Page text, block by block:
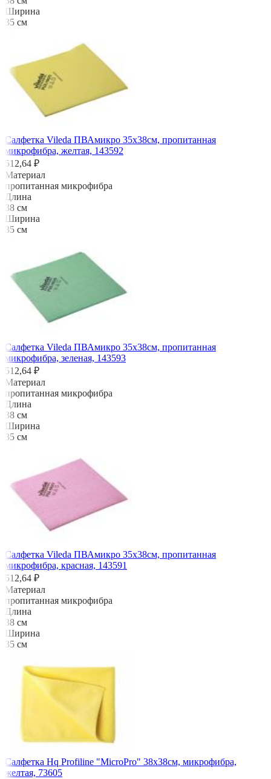
Ширина
35 см
Салфетка Vileda ПВАмикро 35х38см, пропитанная
микрофибра, желтая, 143592
512,64 ₽
Материал
пропитанная микрофибра
Длина
38 см
Ширина
35 см
Салфетка Vileda ПВАмикро 35х38см, пропитанная
микрофибра, зеленая, 143593
512,64 ₽
Материал
пропитанная микрофибра
Длина
38 см
Ширина
35 см
Салфетка Vileda ПВАмикро 35х38см, пропитанная
микрофибра, красная, 143591
512,64 ₽
Материал
пропитанная микрофибра
Длина
38 см
Ширина
35 см
Салфетка Hq Profiline "MicroPro" 38х38см, микрофибра,
желтая, 73605